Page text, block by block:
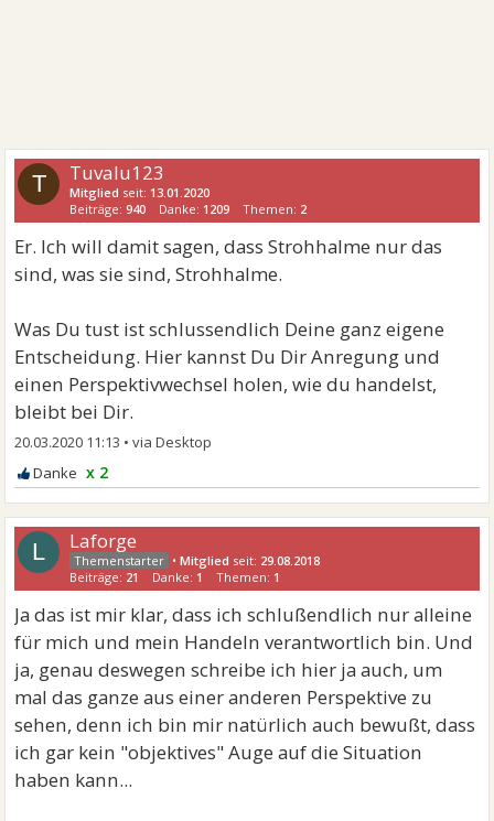
T Tuvalu123
Mitglied seit: 13.01.2020
Beiträge:940 Danke: 1209 Themen: 2
Er. Ich will damit sagen, dass Strohhalme nur das
sind, was sie sind, Strohhalme.
Was Du tust ist schlussendlich Deine ganz eigene
Entscheidung. Hier kannst Du Dir Anregung und
einen Perspektivwechsel holen, wie du handelst,
bleibt bei Dir.
20.03.2020 11:13 •
x 2
L Laforge
•Mitglied seit: 29.08.2018
Beiträge: 21 Danke: 1 Themen: 1
Ja das ist mir klar, dass ich schlußendlich nur alleine
für mich und mein Handeln verantwortlich bin. Und
ja, genau deswegen schreibe ich hier ja auch, um
mal das ganze aus einer anderen Perspektive zu
sehen, denn ich bin mir natürlich auch bewußt, dass
ich gar kein "objektives" Auge auf die Situation
haben kann...